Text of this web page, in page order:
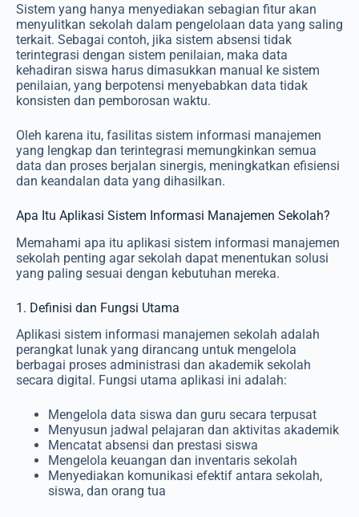
Sistem yang hanya menyediakan sebagian fitur akan
menyulitkan sekolah dalam pengelolaan data yang saling
terkait. Sebagai contoh, jika sistem absensi tidak
terintegrasi dengan sistem penilaian, maka data
kehadiran siswa harus dimasukkan manual ke sistem
penilaian, yang berpotensi menyebabkan data tidak
konsisten dan pemborosan waktu.
Oleh karena itu, fasilitas sistem informasi manajemen
yang lengkap dan terintegrasi memungkinkan semua
data dan proses berjalan sinergis, meningkatkan efisiensi
dan keandalan data yang dihasilkan.
Apa Itu Aplikasi Sistem Informasi Manajemen Sekolah?
Memahami apa itu aplikasi sistem informasi manajemen
sekolah penting agar sekolah dapat menentukan solusi
yang paling sesuai dengan kebutuhan mereka.
1. Definisi dan Fungsi Utama
Aplikasi sistem informasi manajemen sekolah adalah
perangkat lunak yang dirancang untuk mengelola
berbagai proses administrasi dan akademik sekolah
secara digital. Fungsi utama aplikasi ini adalah:
Mengelola data siswa dan guru secara terpusat
Menyusun jadwal pelajaran dan aktivitas akademik
Mencatat absensi dan prestasi siswa
Mengelola keuangan dan inventaris sekolah
Menyediakan komunikasi efektif antara sekolah,
siswa, dan orang tua